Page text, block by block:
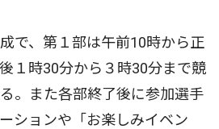
で、第１部は午前10時から正
１時30分から３時30分まで競
。また各部終了後に参加選手
ションや「お楽しみイベン